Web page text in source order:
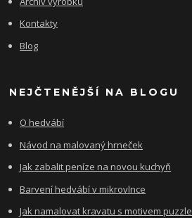
Kontakty
Blog
NEJČTENĚJŠÍ NA BLOGU
O hedvábí
Návod na malovaný hrneček
Jak zabalit peníze na novou kuchyň
Barvení hedvábí v mikrovlnce
Jak namalovat kravatu s motivem puzzle